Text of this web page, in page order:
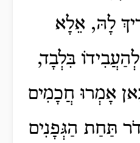
לָהּ, אֵלָא
בִּלְבָד,
אָמְרוּ חֲכָמִים
תַּחַת הַגְּפָנִים